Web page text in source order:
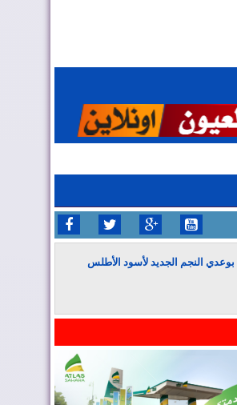
بوعدي النجم الجديد لأسود الأطلس